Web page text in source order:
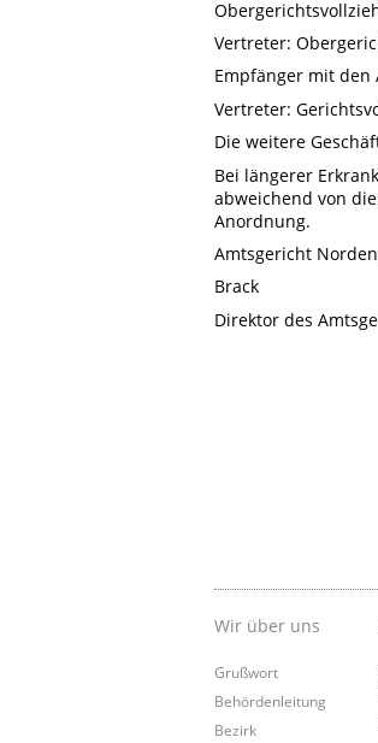
Vertreter:
Empfänger mit den
Vertreter:
Die weitere
Bei längerer
abweichend von
Anordnung.
Amtsgericht
Brack
Direktor des
Wir über uns
Grußwort
Behördenleitung
Bezirk